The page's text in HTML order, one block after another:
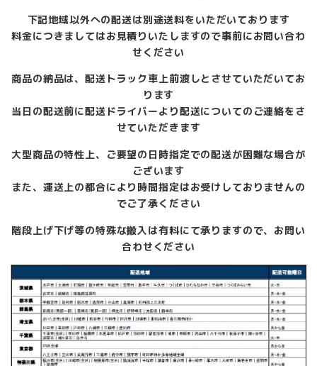
シ
ズ
カ
駄
個
下記地域以外への配送は別途送料をいただいております
料金につきましてはお見積りいたしますので事前にお問い合わ
せください
商品の納品は、配送トラック車上前渡しとさせていただいてお
ります
当日の配送前に配送ドライバーより配送についてのご連絡をさ
せていただきます
大型商品の特性上、ご要望の日時指定での配送が困難な場合が
ございます
また、運送上の都合により時間指定はお受けしておりませんの
でご了承ください
階段上げ下げ等の特殊な搬入は有料にて承りますので、お問い
合わせください